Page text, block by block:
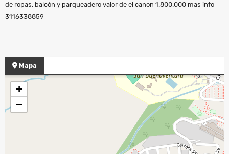
de ropas, balcón y parqueadero valor de el canon 1.800.000 mas info
3116338859
Mapa
+
−